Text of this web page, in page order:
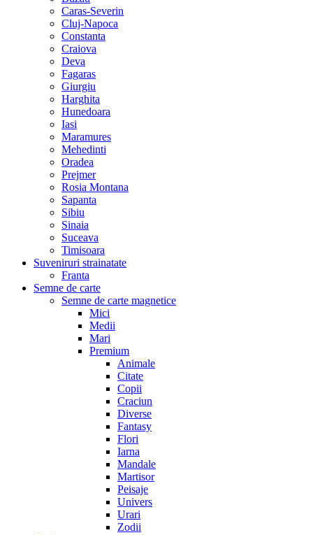
Caras-Severin
Cluj-Napoca
Constanta
Craiova
Deva
Fagaras
Giurgiu
Harghita
Hunedoara
Iasi
Maramures
Mehedinti
Oradea
Prejmer
Rosia Montana
Sapanta
Sibiu
Sinaia
Suceava
Timisoara
Suveniruri strainatate
Franta
Semne de carte
Semne de carte magnetice
Mici
Medii
Mari
Premium
Animale
Citate
Copii
Craciun
Diverse
Fantasy
Flori
Iarna
Mandale
Martisor
Peisaje
Univers
Urari
Zodii